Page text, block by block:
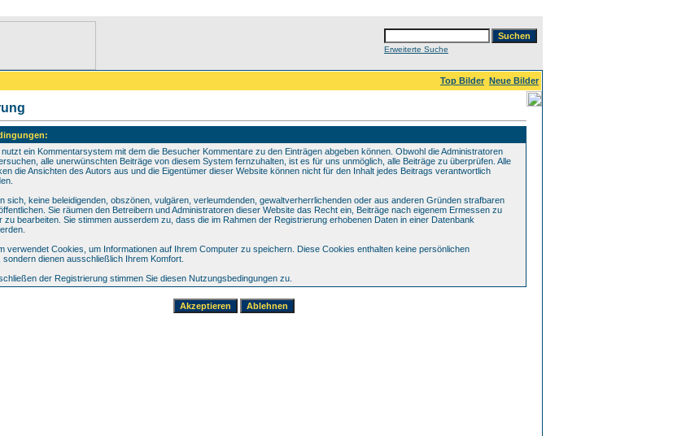
Erweiterte Suche
Top Bilder Neue Bilder
ein Kommentarsystem mit dem die Besucher Kommentare zu den Einträgen abgeben können. Obwohl die Administratoren
alle unerwünschten Beiträge von diesem System fernzuhalten, ist es für uns unmöglich, alle Beiträge zu überprüfen. Alle
die Ansichten des Autors aus und die Eigentümer dieser Website können nicht für den Inhalt jedes Beitrags verantwortlich
sich, keine beleidigenden, obszönen, vulgären, verleumdenden, gewaltverherrlichenden oder aus anderen Gründen strafbaren
Sie räumen den Betreibern und Administratoren dieser Website das Recht ein, Beiträge nach eigenem Ermessen zu
zu bearbeiten. Sie stimmen ausserdem zu, dass die im Rahmen der Registrierung erhobenen Daten in einer Datenbank
verwendet Cookies, um Informationen auf Ihrem Computer zu speichern. Diese Cookies enthalten keine persönlichen
sondern dienen ausschließlich Ihrem Komfort.
der Registrierung stimmen Sie diesen Nutzungsbedingungen zu.